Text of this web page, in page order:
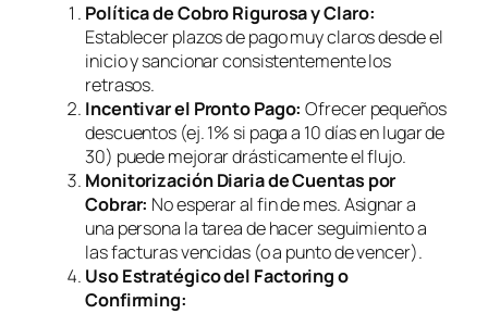
Política de Cobro Rigurosa y Claro:
Establecer plazos de pago muy claros desde el
inicio y sancionar consistentemente los
retrasos.
Incentivar el Pronto Pago: Ofrecer pequeños
descuentos (ej. 1% si paga a 10 días en lugar de
30) puede mejorar drásticamente el flujo.
Monitorización Diaria de Cuentas por
Cobrar: No esperar al fin de mes. Asignar a
una persona la tarea de hacer seguimiento a
las facturas vencidas (o a punto de vencer).
Uso Estratégico del Factoringo
Confirming: